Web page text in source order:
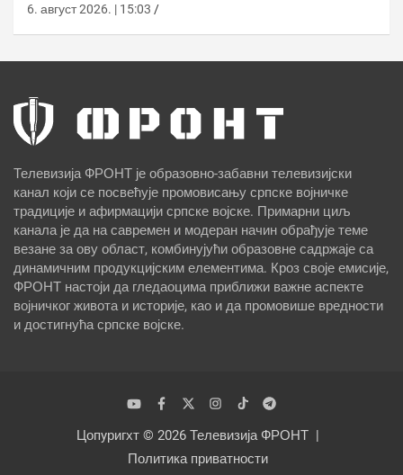
6. август 2026. | 15:03
Телевизија ФРОНТ је образовно-забавни телевизијски
канал који се посвећује промовисању српске војничке
традиције и афирмацији српске војске. Примарни циљ
канала је да на савремен и модеран начин обрађује теме
везане за ову област, комбинујући образовне садржаје са
динамичним продукцијским елементима. Кроз своје емисије,
ФРОНТ настоји да гледаоцима приближи важне аспекте
војничког живота и историје, као и да промовише вредности
и достигнућа српске војске.
Цопyригхт © 2026 Телевизија ФРОНТ
Политика приватности